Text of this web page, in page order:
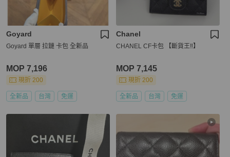
Goyard
Goyard 單層 拉鏈 卡包 全新品
MOP 7,196
現折 200
全新品 台灣 免運
Chanel
CHANEL CF卡包 【斷貨王‼️】
MOP 7,145
現折 200
全新品 台灣 免運